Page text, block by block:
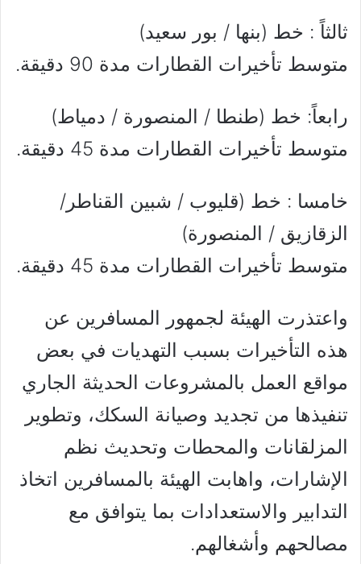
ثالثاً : خط (بنها / بور سعيد)
متوسط تأخيرات القطارات مدة 90 دقيقة.
رابعاً: خط (طنطا / المنصورة / دمياط)
متوسط تأخيرات القطارات مدة 45 دقيقة.
خامسا : خط (قليوب / شبين القناطر/
الزقازيق / المنصورة)
متوسط تأخيرات القطارات مدة 45 دقيقة.
واعتذرت الهيئة لجمهور المسافرين عن
هذه التأخيرات بسبب التهديات في بعض
مواقع العمل بالمشروعات الحديثة الجاري
تنفيذها من تجديد وصيانة السكك، وتطوير
المزلقانات والمحطات وتحديث نظم
الإشارات، واهابت الهيئة بالمسافرين اتخاذ
التدابير والاستعدادات بما يتوافق مع
مصالحهم وأشغالهم.